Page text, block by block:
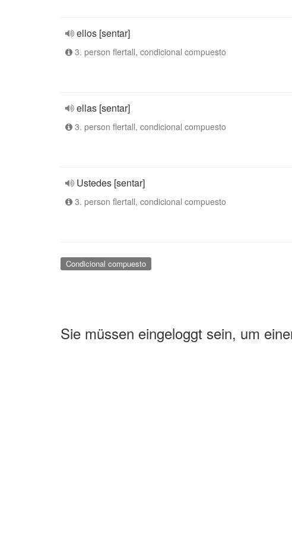
ellos [sentar]
3. person flertall, condicional compuesto
ellas [sentar]
3. person flertall, condicional compuesto
Ustedes [sentar]
3. person flertall, condicional compuesto
Condicional compuesto
Sie müssen eingeloggt sein, um